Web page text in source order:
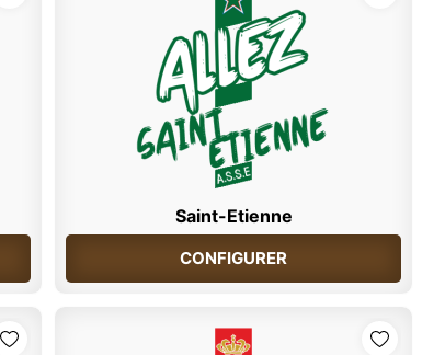
Saint-Etienne
CONFIGURER